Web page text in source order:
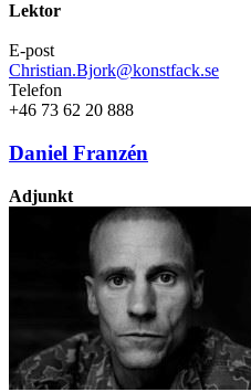
Lektor
E-post
Christian.Bjork@konstfack.se
Telefon
+46 73 62 20 888
Daniel Franzén
Adjunkt